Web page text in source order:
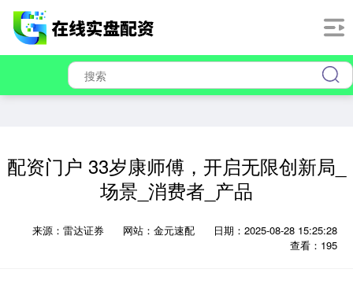
配资门户 33岁康师傅，开启无限创新局_
场景_消费者_产品
来源：雷达证券 网站：金元速配
日期：2025-08-28 15:25:28
查看：195